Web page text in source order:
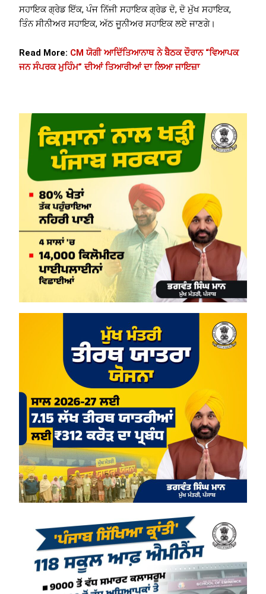
ਸਹਾਇਕ ਗ੍ਰੇਡ ਇੱਕ, ਪੰਜ ਨਿੱਜੀ ਸਹਾਇਕ ਗ੍ਰੇਡ ਦੋ, ਦੋ ਮੁੱਖ ਸਹਾਇਕ,
ਤਿੰਨ ਸੀਨੀਅਰ ਸਹਾਇਕ, ਅੱਠ ਜੂਨੀਅਰ ਸਹਾਇਕ ਲਏ ਜਾਣਗੇ।
Read More: CM ਯੋਗੀ ਆਦਿੱਤਿਆਨਾਥ ਨੇ ਬੈਠਕ ਦੌਰਾਨ “ਵਿਆਪਕ
ਜਨ ਸੰਪਰਕ ਮੁਹਿੰਮ” ਦੀਆਂ ਤਿਆਰੀਆਂ ਦਾ ਲਿਆ ਜਾਇਜ਼ਾ